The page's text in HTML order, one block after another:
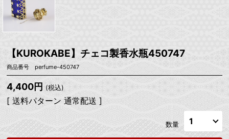
【KUROKABE】チェコ製香水瓶450747
商品番号 perfume-450747
4,400円 (税込)
[ 送料パターン 通常配送 ]
数量